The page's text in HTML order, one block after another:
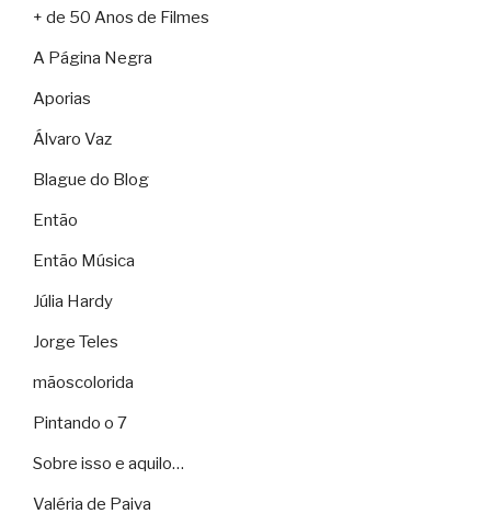
+ de 50 Anos de Filmes
A Página Negra
Aporias
Álvaro Vaz
Blague do Blog
Então
Então Música
Júlia Hardy
Jorge Teles
mãoscolorida
Pintando o 7
Sobre isso e aquilo…
Valéria de Paiva